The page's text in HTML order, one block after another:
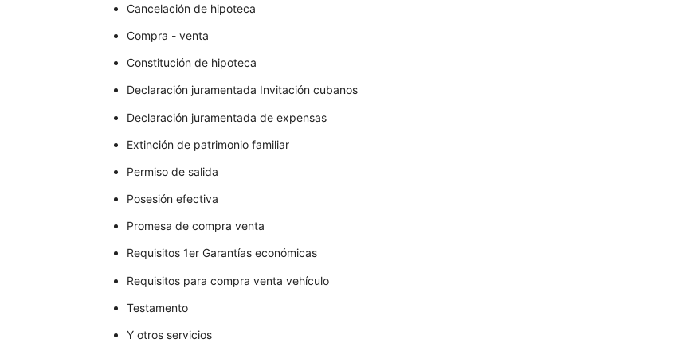
Cancelación de hipoteca
Compra - venta
Constitución de hipoteca
Declaración juramentada Invitación cubanos
Declaración juramentada de expensas
Extinción de patrimonio familiar
Permiso de salida
Posesión efectiva
Promesa de compra venta
Requisitos 1er Garantías económicas
Requisitos para compra venta vehículo
Testamento
Y otros servicios